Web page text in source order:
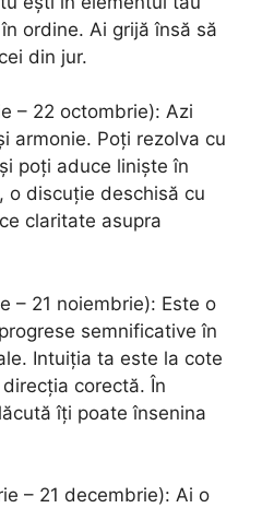
ordine. Ai grijă însă să
din jur.
– 22 octombrie): Azi
armonie. Poți rezolva cu
poți aduce liniște în
o discuție deschisă cu
claritate asupra
– 21 noiembrie): Este o
semnificative în
Intuiția ta este la cote
corectă. În
îți poate însenina
– 21 decembrie): Ai o